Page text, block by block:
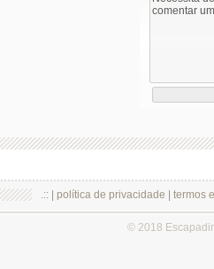
.:: | política de privacidade termos
© 2018